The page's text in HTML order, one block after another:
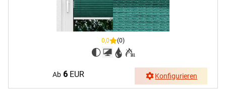
0,0 (0)
Ab 6EUR Konfigurieren